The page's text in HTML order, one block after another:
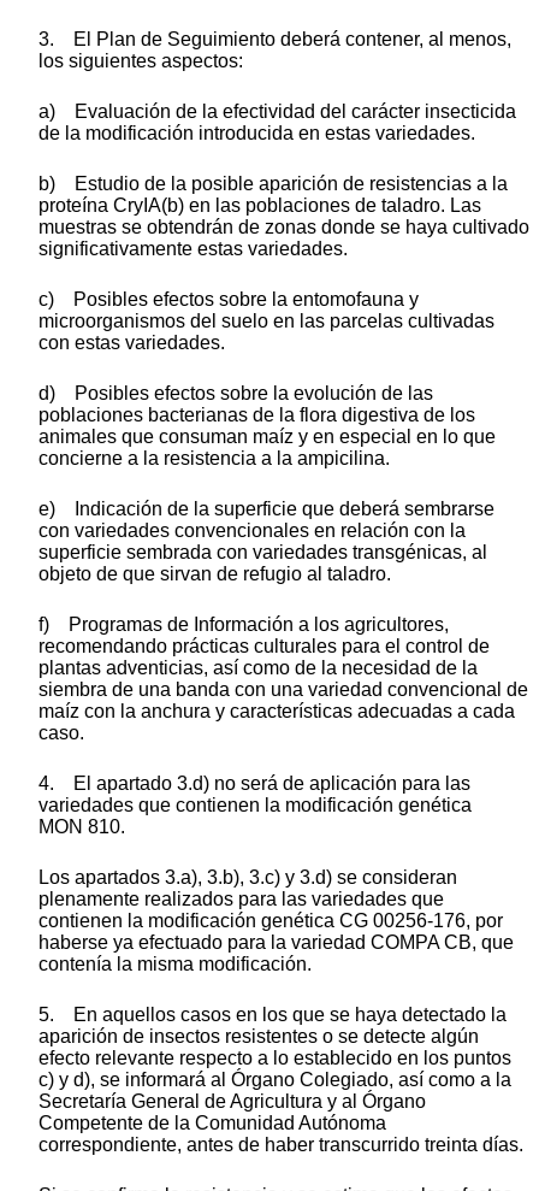
3. El Plan de Seguimiento deberá contener, al menos,
los siguientes aspectos:
a) Evaluación de la efectividad del carácter insecticida
de la modificación introducida en estas variedades.
b) Estudio de la posible aparición de resistencias a la
proteína CryIA(b) en las poblaciones de taladro. Las
muestras se obtendrán de zonas donde se haya cultivado
significativamente estas variedades.
c) Posibles efectos sobre la entomofauna y
microorganismos del suelo en las parcelas cultivadas
con estas variedades.
d) Posibles efectos sobre la evolución de las
poblaciones bacterianas de la flora digestiva de los
animales que consuman maíz y en especial en lo que
concierne a la resistencia a la ampicilina.
e) Indicación de la superficie que deberá sembrarse
con variedades convencionales en relación con la
superficie sembrada con variedades transgénicas, al
objeto de que sirvan de refugio al taladro.
f) Programas de Información a los agricultores,
recomendando prácticas culturales para el control de
plantas adventicias, así como de la necesidad de la
siembra de una banda con una variedad convencional de
maíz con la anchura y características adecuadas a cada
caso.
4. El apartado 3.d) no será de aplicación para las
variedades que contienen la modificación genética
MON 810.
Los apartados 3.a), 3.b), 3.c) y 3.d) se consideran
plenamente realizados para las variedades que
contienen la modificación genética CG 00256-176, por
haberse ya efectuado para la variedad COMPA CB, que
contenía la misma modificación.
5. En aquellos casos en los que se haya detectado la
aparición de insectos resistentes o se detecte algún
efecto relevante respecto a lo establecido en los puntos
c) y d), se informará al Órgano Colegiado, así como a la
Secretaría General de Agricultura y al Órgano
Competente de la Comunidad Autónoma
correspondiente, antes de haber transcurrido treinta días.